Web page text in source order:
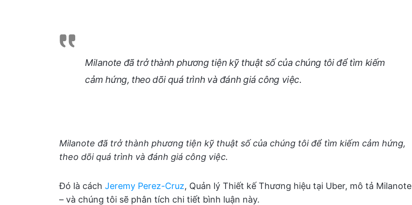
Milanote đã trở thành phương tiện kỹ thuật số của chúng tôi để tìm kiếm
cảm hứng, theo dõi quá trình và đánh giá công việc.
Milanote đã trở thành phương tiện kỹ thuật số của chúng tôi để tìm kiếm cảm hứng,
theo dõi quá trình và đánh giá công việc.
Đó là cách Jeremy Perez-Cruz, Quản lý Thiết kế Thương hiệu tại Uber, mô tả Milanote
– và chúng tôi sẽ phân tích chi tiết bình luận này.